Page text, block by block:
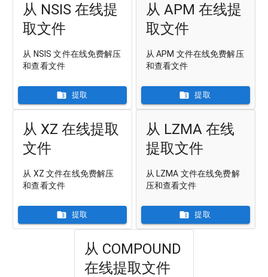
从 NSIS 在线提
取文件
从 NSIS 文件在线免费解压
和查看文件
提取
从 APM 在线提
取文件
从 APM 文件在线免费解压
和查看文件
提取
从 XZ 在线提取
文件
从 XZ 文件在线免费解压
和查看文件
提取
从 LZMA 在线
提取文件
从 LZMA 文件在线免费解
压和查看文件
提取
从 COMPOUND
在线提取文件